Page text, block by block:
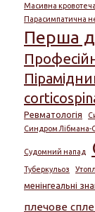
Масивна кровотеча
Парасимпатична
Перша
Ревматологія
Синдром Лібмана-
Судомний напад
Туберкульоз
менінгеальні
плечове